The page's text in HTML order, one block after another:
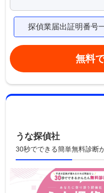
探偵業届出証明番号
無料
うな探偵社
30秒でできる簡単無料診断